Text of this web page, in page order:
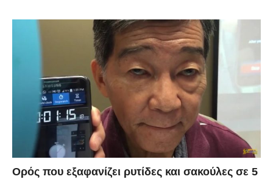
Ορός που εξαφανίζει ρυτίδες και σακούλες σε 5